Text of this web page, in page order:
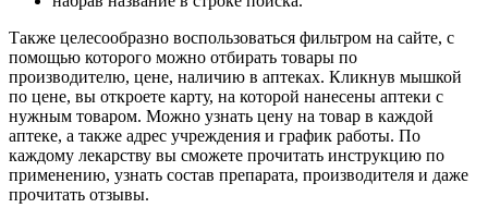
Также целесообразно воспользоваться фильтром на сайте, с
помощью которого можно отбирать товары по
производителю, цене, наличию в аптеках. Кликнув мышкой
по цене, вы откроете карту, на которой нанесены аптеки с
нужным товаром. Можно узнать цену на товар в каждой
аптеке, а также адрес учреждения и график работы. По
каждому лекарству вы сможете прочитать инструкцию по
применению, узнать состав препарата, производителя и даже
прочитать отзывы.